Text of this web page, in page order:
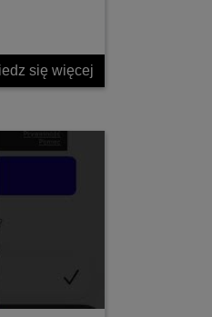
się więcej